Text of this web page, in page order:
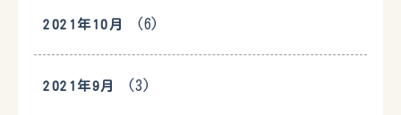
2021年10月 (6)
2021年9月 (3)